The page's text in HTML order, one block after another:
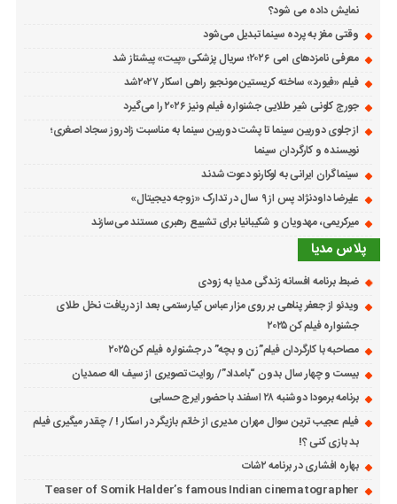
نمایش داده می شود؟
وقتی مغز به پرده سینما تبدیل می‌شود
معرفی نامزدهای امی ۲۰۲۶؛ سریال پزشکی «پیت» پیشتاز شد
فیلم «فیورد» ساخته کریستین مونجیو راهی اسکار ۲۰۲۷شد
جورج کلونی شیر طلایی جشنواره فیلم ونیز ۲۰۲۶ را می‌گیرد
از جلوی دوربین سینما تا پشت دوربین سینما به مناسبت زادروز سجاد اصغری؛
نویسنده و کارگردان سینما
سینماگران ایرانی به لوکارنو دعوت شدند
علیرضا داودنژاد پس از ۹ سال در تدارک «زوجه دیجیتال»
میرکریمی، مهدویان و شکیبانیا برای تشییع رهبری مستند می‌سازند
پلاس مدیا
ضبط برنامه افسانه زندگی مدیا به زودی
ویدئو از جعفر پناهی بر روی مزار عباس کیارستمی بعد از دریافت نخل طلای
جشنواره فیلم کن ۲۰۲۵
مصاحبه با کارگردان فیلم”زن و بچه” در جشنواره فیلم کن ۲۰۲۵
بیست و چهار سال بدون “بامداد”/ روایت تصویری از سیف اله صمدیان
برنامه برمودا دوشنبه ۲۸ اسفند با حضور ایرج حسابی
فیلم عجیب ترین سوال مهران مدیری از خانم بازیگر در اسکار ! / چقدر میگیری فیلم
بد بازی کنی ؟!
بهاره افشاری در برنامه ۲شات
Teaser of Somik Halder’s famous Indian cinematographer